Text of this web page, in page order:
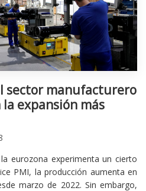
sector manufacturero
expansión más
eurozona experimenta un cierto
PMI, la producción aumenta en
marzo de 2022. Sin embargo,